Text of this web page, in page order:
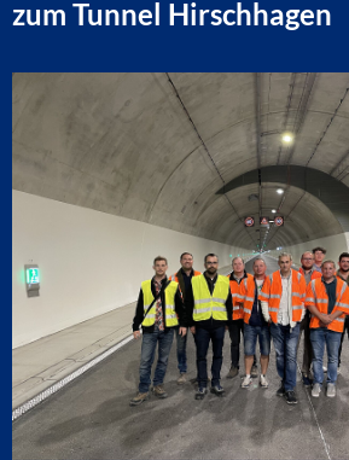
zum Tunnel Hirschhagen